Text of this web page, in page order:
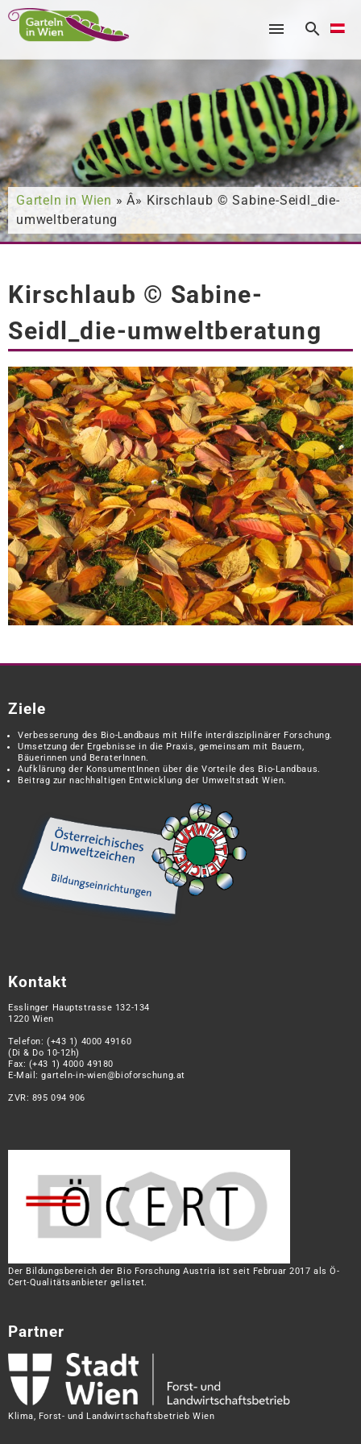
Nach was suchen Sie?
Garteln in Wien » Â» Kirschlaub © Sabine-Seidl_die-
umweltberatung
Kirschlaub © Sabine-
Seidl_die-umweltberatung
Ziele
Verbesserung des Bio-Landbaus mit Hilfe interdisziplinärer Forschung.
Umsetzung der Ergebnisse in die Praxis, gemeinsam mit Bauern,
Bäuerinnen und BeraterInnen.
Aufklärung der KonsumentInnen über die Vorteile des Bio-Landbaus.
Beitrag zur nachhaltigen Entwicklung der Umweltstadt Wien.
Kontakt
Esslinger Hauptstrasse 132-134
1220 Wien
Telefon:(+43 1) 4000 49160
(Di & Do 10-12h)
Fax: (+43 1) 4000 49180
E-Mail:garteln-in-wien@bioforschung.at
ZVR: 895 094 906
Der Bildungsbereich der Bio Forschung Austria ist seit Februar 2017 als Ö-
Cert-Qualitätsanbieter gelistet.
Partner
Klima, Forst- und Landwirtschaftsbetrieb Wien